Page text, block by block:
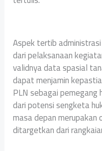
Aspek tertib
dari pelaksanaan
validnya data spasial
dapat menjamin
PLN sebagai
dari potensi sengketa
masa depan
ditargetkan dari